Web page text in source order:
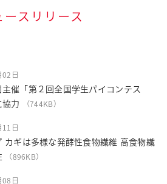
ースリリース
日
催「第２回全国学生パイコンテス
力
（744KB）
日
カギは多様な発酵性食物繊維 高食物繊
（896KB）
日